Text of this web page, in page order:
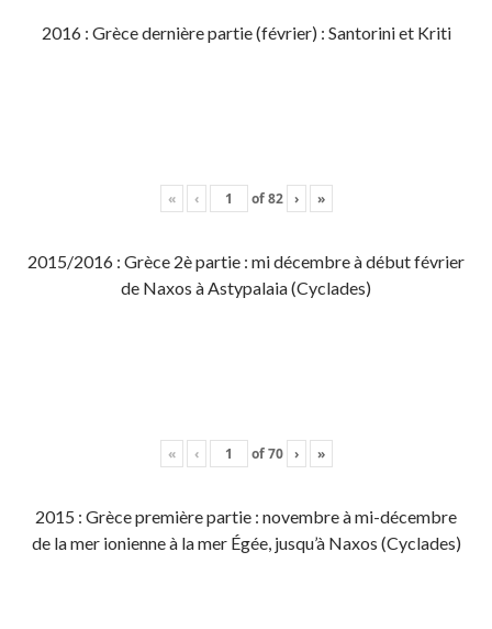
2016 : Grèce dernière partie (février) : Santorini et Kriti
« ‹ of82 › »
2015/2016 : Grèce 2è partie : mi décembre à début février
de Naxos à Astypalaia (Cyclades)
« ‹ of70 › »
2015 : Grèce première partie : novembre à mi-décembre
de la mer ionienne à la mer Égée, jusqu’à Naxos (Cyclades)